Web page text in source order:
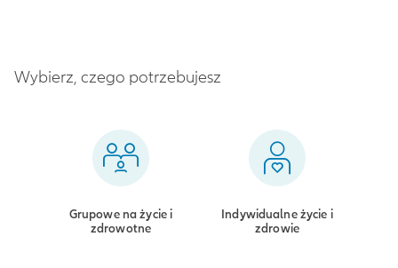
Wybierz, czego potrzebujesz
Grupowe na życie i
zdrowotne
Indywidualne życie i
zdrowie